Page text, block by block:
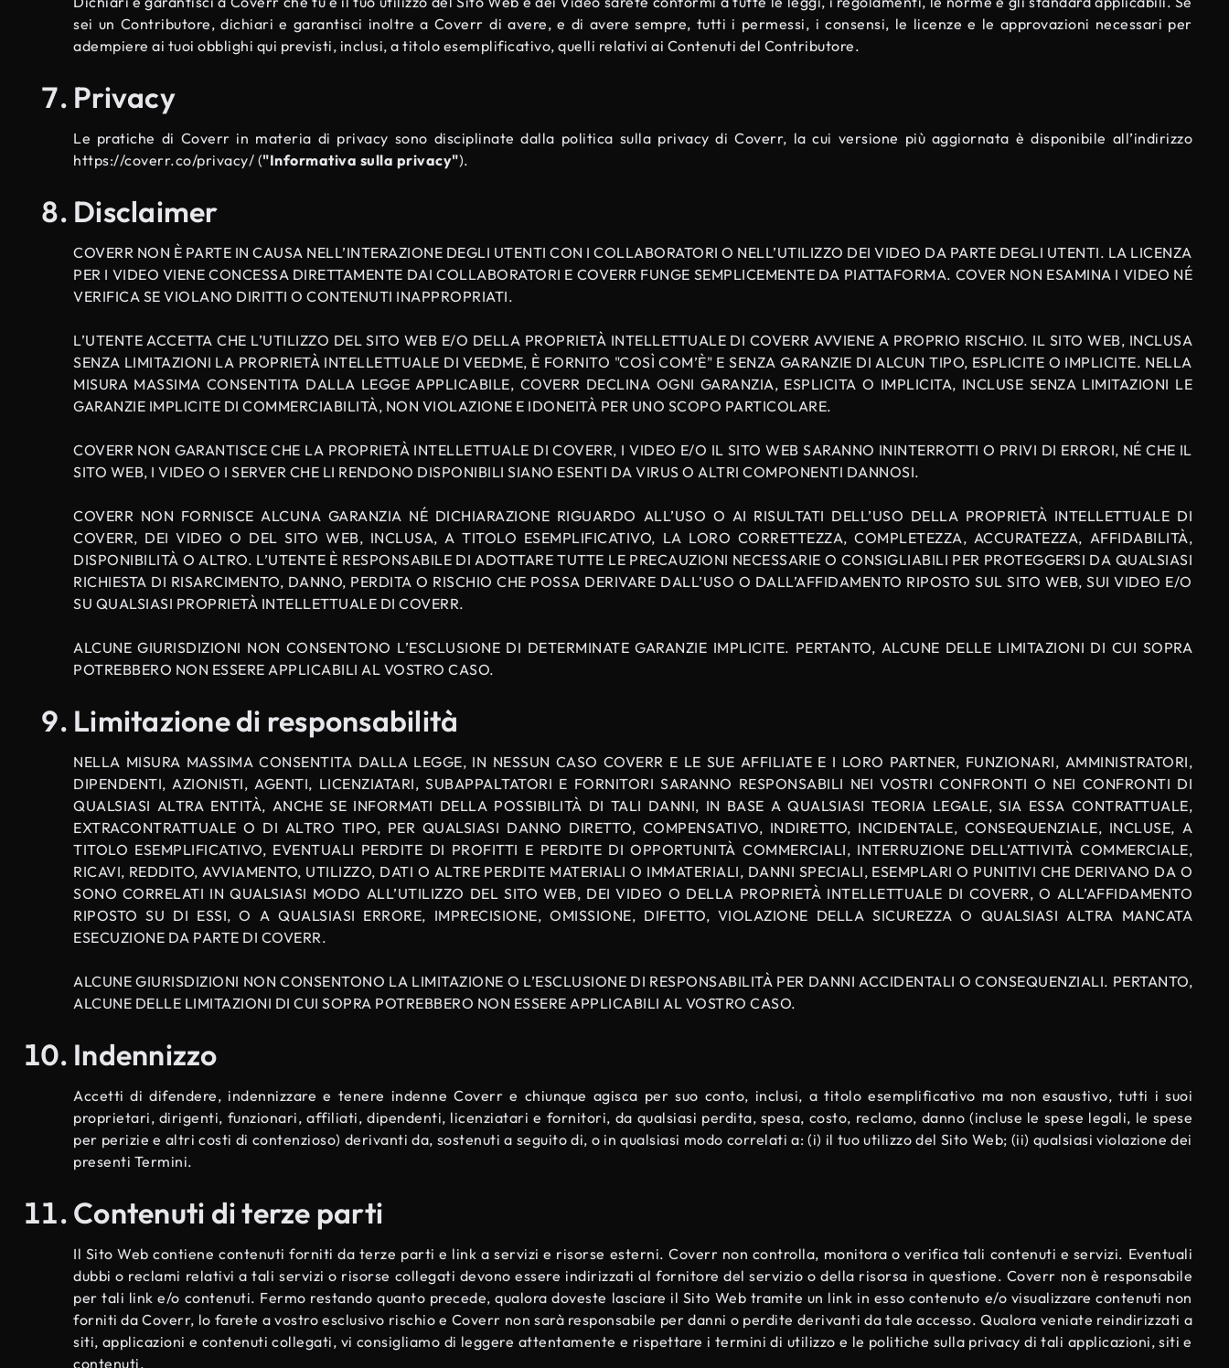
sei un Contributore, dichiari e garantisci inoltre a Coverr di avere, e di avere sempre, tutti i permessi, i consensi, le licenze e le approvazioni necessari per
adempiere ai tuoi obblighi qui previsti, inclusi, a titolo esemplificativo, quelli relativi ai Contenuti del Contributore.
Privacy
Le pratiche di Coverr in materia di privacy sono disciplinate dalla politica sulla privacy di Coverr, la cui versione più aggiornata è disponibile all’indirizzo
https://coverr.co/privacy/ ("Informativa sulla privacy").
Disclaimer
COVERR NON È PARTE IN CAUSA NELL’INTERAZIONE DEGLI UTENTI CON I COLLABORATORI O NELL’UTILIZZO DEI VIDEO DA PARTE DEGLI UTENTI. LA LICENZA
PER I VIDEO VIENE CONCESSA DIRETTAMENTE DAI COLLABORATORI E COVERR FUNGE SEMPLICEMENTE DA PIATTAFORMA. COVER NON ESAMINA I VIDEO NÉ
VERIFICA SE VIOLANO DIRITTI O CONTENUTI INAPPROPRIATI.
L’UTENTE ACCETTA CHE L’UTILIZZO DEL SITO WEB E/O DELLA PROPRIETÀ INTELLETTUALE DI COVERR AVVIENE A PROPRIO RISCHIO. IL SITO WEB, INCLUSA
SENZA LIMITAZIONI LA ​​PROPRIETÀ INTELLETTUALE DI VEEDME, È FORNITO "COSÌ COM’È" E SENZA GARANZIE DI ALCUN TIPO, ESPLICITE O IMPLICITE. NELLA
MISURA MASSIMA CONSENTITA DALLA LEGGE APPLICABILE, COVERR DECLINA OGNI GARANZIA, ESPLICITA O IMPLICITA, INCLUSE SENZA LIMITAZIONI LE
GARANZIE IMPLICITE DI COMMERCIABILITÀ, NON VIOLAZIONE E IDONEITÀ PER UNO SCOPO PARTICOLARE.
COVERR NON GARANTISCE CHE LA PROPRIETÀ INTELLETTUALE DI COVERR, I VIDEO E/O IL SITO WEB SARANNO ININTERROTTI O PRIVI DI ERRORI, NÉ CHE IL
SITO WEB, I VIDEO O I SERVER CHE LI RENDONO DISPONIBILI SIANO ESENTI DA VIRUS O ALTRI COMPONENTI DANNOSI.
COVERR NON FORNISCE ALCUNA GARANZIA NÉ DICHIARAZIONE RIGUARDO ALL’USO O AI RISULTATI DELL’USO DELLA PROPRIETÀ INTELLETTUALE DI
COVERR, DEI VIDEO O DEL SITO WEB, INCLUSA, A TITOLO ESEMPLIFICATIVO, LA LORO CORRETTEZZA, COMPLETEZZA, ACCURATEZZA, AFFIDABILITÀ,
DISPONIBILITÀ O ALTRO. L’UTENTE È RESPONSABILE DI ADOTTARE TUTTE LE PRECAUZIONI NECESSARIE O CONSIGLIABILI PER PROTEGGERSI DA QUALSIASI
RICHIESTA DI RISARCIMENTO, DANNO, PERDITA O RISCHIO CHE POSSA DERIVARE DALL’USO O DALL’AFFIDAMENTO RIPOSTO SUL SITO WEB, SUI VIDEO E/O
SU QUALSIASI PROPRIETÀ INTELLETTUALE DI COVERR.
ALCUNE GIURISDIZIONI NON CONSENTONO L’ESCLUSIONE DI DETERMINATE GARANZIE IMPLICITE. PERTANTO, ALCUNE DELLE LIMITAZIONI DI CUI SOPRA
POTREBBERO NON ESSERE APPLICABILI AL VOSTRO CASO.
Limitazione di responsabilità
NELLA MISURA MASSIMA CONSENTITA DALLA LEGGE, IN NESSUN CASO COVERR E LE SUE AFFILIATE E I LORO PARTNER, FUNZIONARI, AMMINISTRATORI,
DIPENDENTI, AZIONISTI, AGENTI, LICENZIATARI, SUBAPPALTATORI E FORNITORI SARANNO RESPONSABILI NEI VOSTRI CONFRONTI O NEI CONFRONTI DI
QUALSIASI ALTRA ENTITÀ, ANCHE SE INFORMATI DELLA POSSIBILITÀ DI TALI DANNI, IN BASE A QUALSIASI TEORIA LEGALE, SIA ESSA CONTRATTUALE,
EXTRACONTRATTUALE O DI ALTRO TIPO, PER QUALSIASI DANNO DIRETTO, COMPENSATIVO, INDIRETTO, INCIDENTALE, CONSEQUENZIALE, INCLUSE, A
TITOLO ESEMPLIFICATIVO, EVENTUALI PERDITE DI PROFITTI E PERDITE DI OPPORTUNITÀ COMMERCIALI, INTERRUZIONE DELL’ATTIVITÀ COMMERCIALE,
RICAVI, REDDITO, AVVIAMENTO, UTILIZZO, DATI O ALTRE PERDITE MATERIALI O IMMATERIALI, DANNI SPECIALI, ESEMPLARI O PUNITIVI CHE DERIVANO DA O
SONO CORRELATI IN QUALSIASI MODO ALL’UTILIZZO DEL SITO WEB, DEI VIDEO O DELLA PROPRIETÀ INTELLETTUALE DI COVERR, O ALL’AFFIDAMENTO
RIPOSTO SU DI ESSI, O A QUALSIASI ERRORE, IMPRECISIONE, OMISSIONE, DIFETTO, VIOLAZIONE DELLA SICUREZZA O QUALSIASI ALTRA MANCATA
ESECUZIONE DA PARTE DI COVERR.
ALCUNE GIURISDIZIONI NON CONSENTONO LA LIMITAZIONE O L’ESCLUSIONE DI RESPONSABILITÀ PER DANNI ACCIDENTALI O CONSEQUENZIALI. PERTANTO,
ALCUNE DELLE LIMITAZIONI DI CUI SOPRA POTREBBERO NON ESSERE APPLICABILI AL VOSTRO CASO.
Indennizzo
Accetti di difendere, indennizzare e tenere indenne Coverr e chiunque agisca per suo conto, inclusi, a titolo esemplificativo ma non esaustivo, tutti i suoi
proprietari, dirigenti, funzionari, affiliati, dipendenti, licenziatari e fornitori, da qualsiasi perdita, spesa, costo, reclamo, danno (incluse le spese legali, le spese
per perizie e altri costi di contenzioso) derivanti da, sostenuti a seguito di, o in qualsiasi modo correlati a: (i) il tuo utilizzo del Sito Web; (ii) qualsiasi violazione dei
presenti Termini.
Contenuti di terze parti
Il Sito Web contiene contenuti forniti da terze parti e link a servizi e risorse esterni. Coverr non controlla, monitora o verifica tali contenuti e servizi. Eventuali
dubbi o reclami relativi a tali servizi o risorse collegati devono essere indirizzati al fornitore del servizio o della risorsa in questione. Coverr non è responsabile
per tali link e/o contenuti. Fermo restando quanto precede, qualora doveste lasciare il Sito Web tramite un link in esso contenuto e/o visualizzare contenuti non
forniti da Coverr, lo farete a vostro esclusivo rischio e Coverr non sarà responsabile per danni o perdite derivanti da tale accesso. Qualora veniate reindirizzati a
siti, applicazioni e contenuti collegati, vi consigliamo di leggere attentamente e rispettare i termini di utilizzo e le politiche sulla privacy di tali applicazioni, siti e
contenuti.